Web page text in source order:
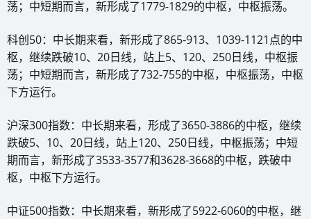
荡；中短期而言，新形成了1779-1829的中枢，中枢振荡。
科创50：中长期来看，新形成了865-913、1039-1121点的中
枢，继续跌破10、20日线，站上5、120、250日线，中枢振
荡；中短期而言，新形成了732-755的中枢，中枢振荡，中枢
下方运行。
沪深300指数：中长期来看，形成了3650-3886的中枢，继续
跌破5、10、20日线，站上120、250日线，中枢振荡；中短
期而言，新形成了3533-3577和3628-3668的中枢，跌破中
枢，中枢下方运行。
中证500指数：中长期来看，新形成了5922-6060的中枢，继